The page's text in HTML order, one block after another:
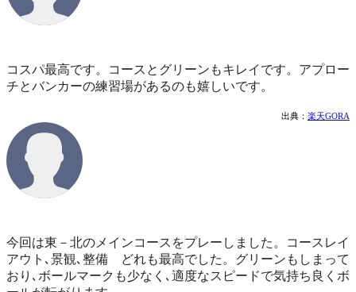
コスパ最高です。コースとグリーンもキレイです。アプロー
チとバンカーの練習場があるのも嬉しいです。
出典： 楽天GORA
今回は東－北のメインコースをプレーしました。コースレイ
アウト､景観､整備 どれも最高でした。グリーンもしまって
おり､ボールマークも少なく､適度なスピードで気持ち良くボ